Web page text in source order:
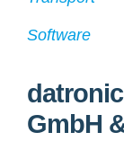
Software
GmbH